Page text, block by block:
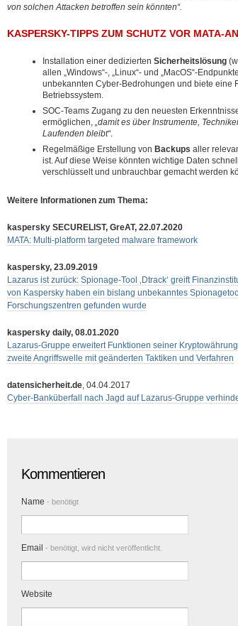
von solchen Attacken betroffen sein könnten“.
KASPERSKY-TIPPS ZUM SCHUTZ VOR MATA-
Installation einer dedizierten Sicherheitslösung
allen „Windows“-, „Linux“- und „MacOS“-
unbekannten Cyber-Bedrohungen und biete eine
Betriebssystem.
SOC-Teams Zugang zu den neuesten
ermöglichen, „damit es über Instrumente,
Laufenden bleibt“.
Regelmäßige Erstellung von Backups aller
ist. Auf diese Weise könnten wichtige Daten
verschlüsselt und unbrauchbar gemacht werden
Weitere Informationen zum Thema:
kaspersky SECURELIST, GreAT, 22.07.2020
MATA: Multi-platform targeted malware framework
kaspersky, 23.09.2019
Lazarus ist zurück: Spionage-Tool ‚Dtrack‘ greift
von Kaspersky haben ein bislang unbekanntes
Forschungszentren gefunden wurde
kaspersky daily, 08.01.2020
Lazarus-Gruppe erweitert Funktionen seiner
zweite Angriffswelle mit geänderten Taktiken und Verfahren
datensicherheit.de, 04.04.2017
Cyber-Banküberfall nach Jagd auf Lazarus-Gruppe
Kommentieren
Name - benötigt
Email - benötigt, wird nicht veröffentlicht.
Website